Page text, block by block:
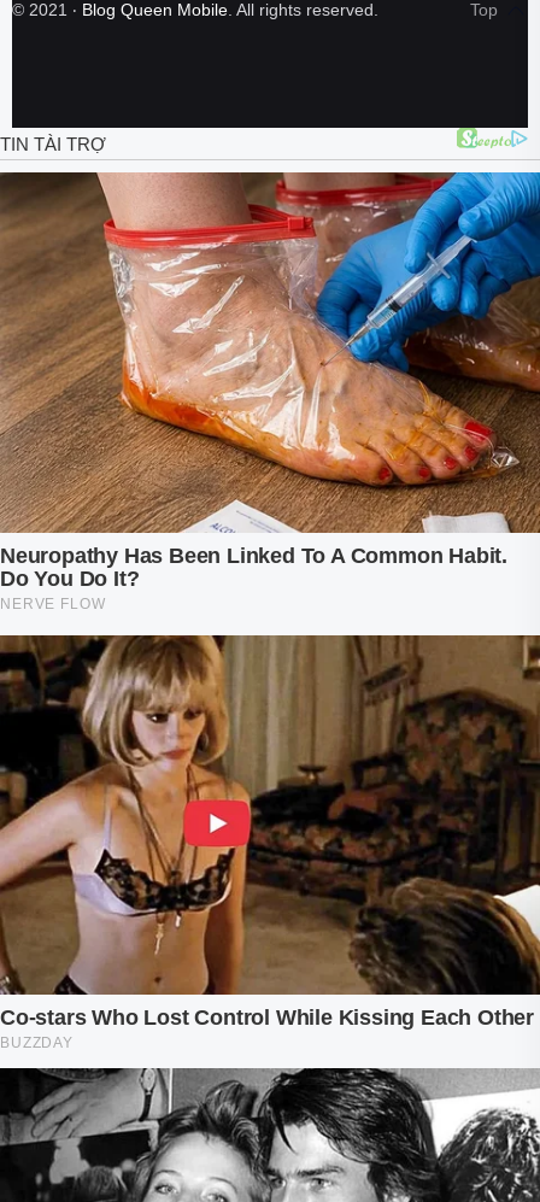
© 2021 ‧ Blog Queen Mobile. All rights reserved.